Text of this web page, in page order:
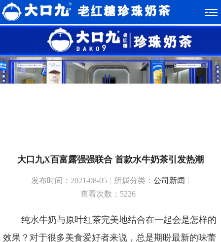
大口九X百富露强强联合 首款水牛奶茶引发热潮
发布时间：2021-08-05 所属分类： 公司新闻
查看次数：5226
纯水牛奶与原叶红茶完美地结合在一起会是怎样的
效果？对于很多美食爱好者来说，总是期盼最新的味蕾